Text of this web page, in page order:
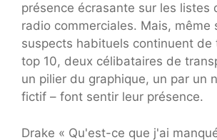
présence écrasante sur les listes
radio commerciales. Mais, même
suspects habituels continuent de
top 10, deux célibataires de
un pilier du graphique, un par un
fictif – font sentir leur présence.
Drake « Qu'est-ce que j'ai